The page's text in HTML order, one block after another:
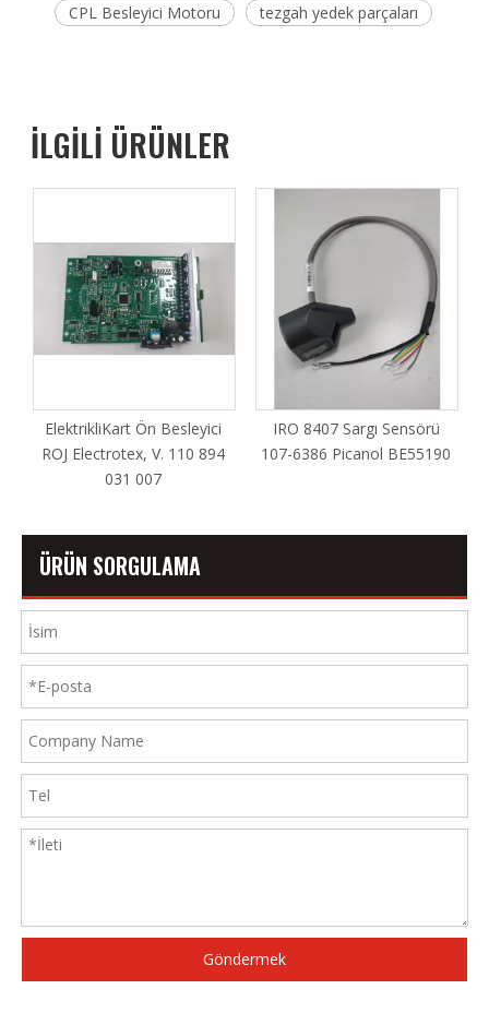
CPL Besleyici Motoru
tezgah yedek parçaları
İLGİLİ ÜRÜNLER
ElektrikliKart Ön Besleyici
ROJ Electrotex, V. 110 894
031 007
IRO 8407 Sargı Sensörü
107-6386 Picanol BE55190
ÜRÜN SORGULAMA
Göndermek